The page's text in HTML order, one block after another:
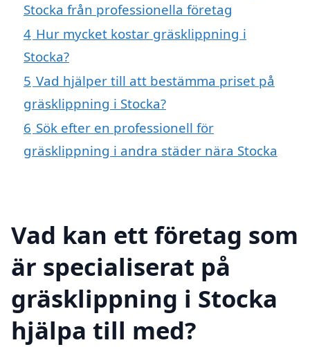
Stocka från professionella företag
4 Hur mycket kostar gräsklippning i
Stocka?
5 Vad hjälper till att bestämma priset på
gräsklippning i Stocka?
6 Sök efter en professionell för
gräsklippning i andra städer nära Stocka
Vad kan ett företag som
är specialiserat på
gräsklippning i Stocka
hjälpa till med?